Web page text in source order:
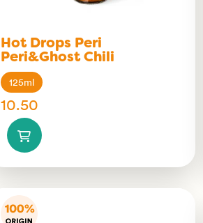
Hot Drops Peri
Peri&Ghost Chili
125ml
10.50